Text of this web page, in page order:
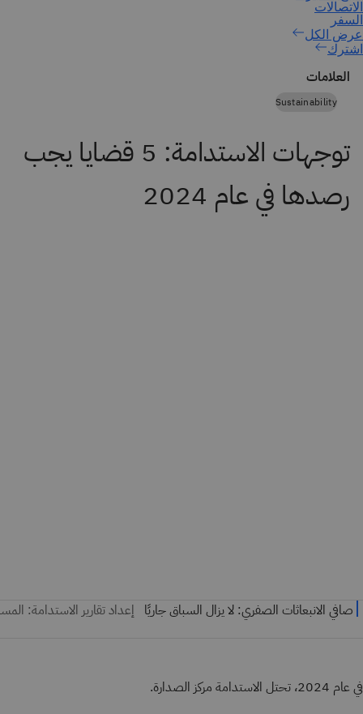
اشترك
العلامات
Sustainability
توجهات الاستدامة: 5 قضايا يجب
رصدها في عام 2024
في عام 2024، تحتل الاستدامة مركز الصدارة.